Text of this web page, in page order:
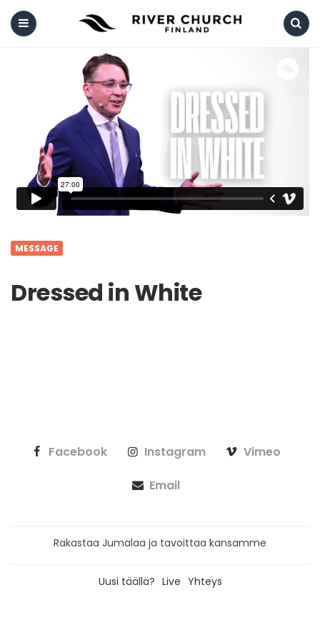
MESSAGE
Dressed in White
Facebook Instagram Vimeo
Email
Rakastaa Jumalaa ja tavoittaa kansamme
Uusi täällä? Live Yhteys